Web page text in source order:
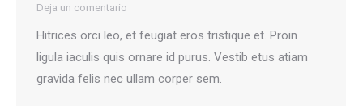
Deja un comentario
Hitrices orci leo, et feugiat eros tristique et. Proin
ligula iaculis quis ornare id purus. Vestib etus atiam
gravida felis nec ullam corper sem.